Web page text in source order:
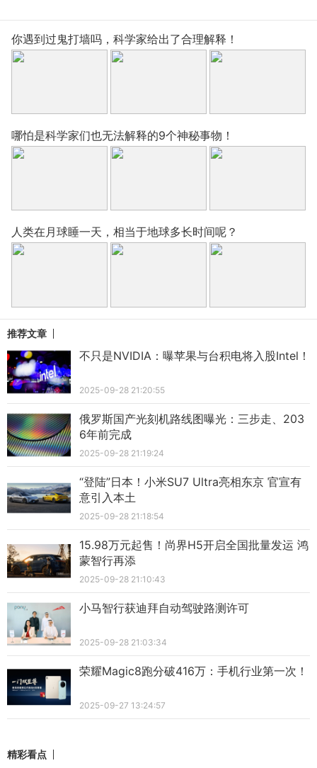
你遇到过鬼打墙吗，科学家给出了合理解释！
哪怕是科学家们也无法解释的9个神秘事物！
人类在月球睡一天，相当于地球多长时间呢？
推荐文章
不只是NVIDIA：曝苹果与台积电将入股Intel！
2025-09-28 21:20:55
俄罗斯国产光刻机路线图曝光：三步走、203
6年前完成
2025-09-28 21:19:24
“登陆”日本！小米SU7 Ultra亮相东京 官宣有
意引入本土
2025-09-28 21:18:54
15.98万元起售！尚界H5开启全国批量发运 鸿
蒙智行再添
2025-09-28 21:10:43
小马智行获迪拜自动驾驶路测许可
2025-09-28 21:03:34
荣耀Magic8跑分破416万：手机行业第一次！
2025-09-27 13:24:57
精彩看点